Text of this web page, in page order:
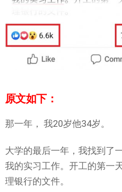
原文如下：
那一年， 我20岁他34岁。
大学的最后一年，我找到了
我的实习工作。开工的第一
理银行的文件。